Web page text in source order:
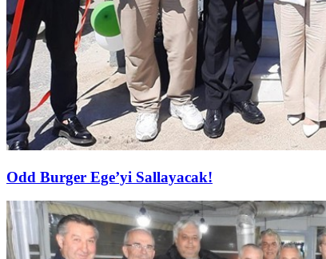
Odd Burger Ege’yi Sallayacak!